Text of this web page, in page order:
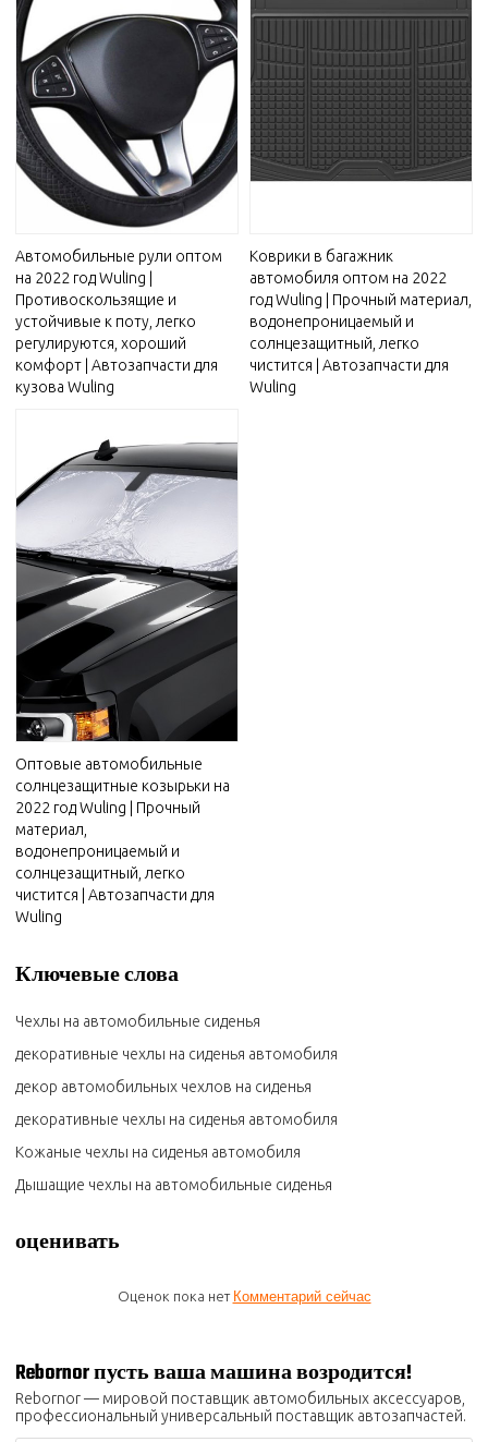
Автомобильные рули оптом
на 2022 год Wuling |
Противоскользящие и
устойчивые к поту, легко
регулируются, хороший
комфорт | Автозапчасти для
кузова Wuling
Коврики в багажник
автомобиля оптом на 2022
год Wuling | Прочный материал,
водонепроницаемый и
солнцезащитный, легко
чистится | Автозапчасти для
Wuling
Оптовые автомобильные
солнцезащитные козырьки на
2022 год Wuling | Прочный
материал,
водонепроницаемый и
солнцезащитный, легко
чистится | Автозапчасти для
Wuling
Ключевые слова
Чехлы на автомобильные сиденья
декоративные чехлы на сиденья автомобиля
декор автомобильных чехлов на сиденья
декоративные чехлы на сиденья автомобиля
Кожаные чехлы на сиденья автомобиля
Дышащие чехлы на автомобильные сиденья
оценивать
Оценок пока нет Комментарий сейчас
Rebornor пусть ваша машина возродится!
Rebornor — мировой поставщик автомобильных аксессуаров,
профессиональный универсальный поставщик автозапчастей.